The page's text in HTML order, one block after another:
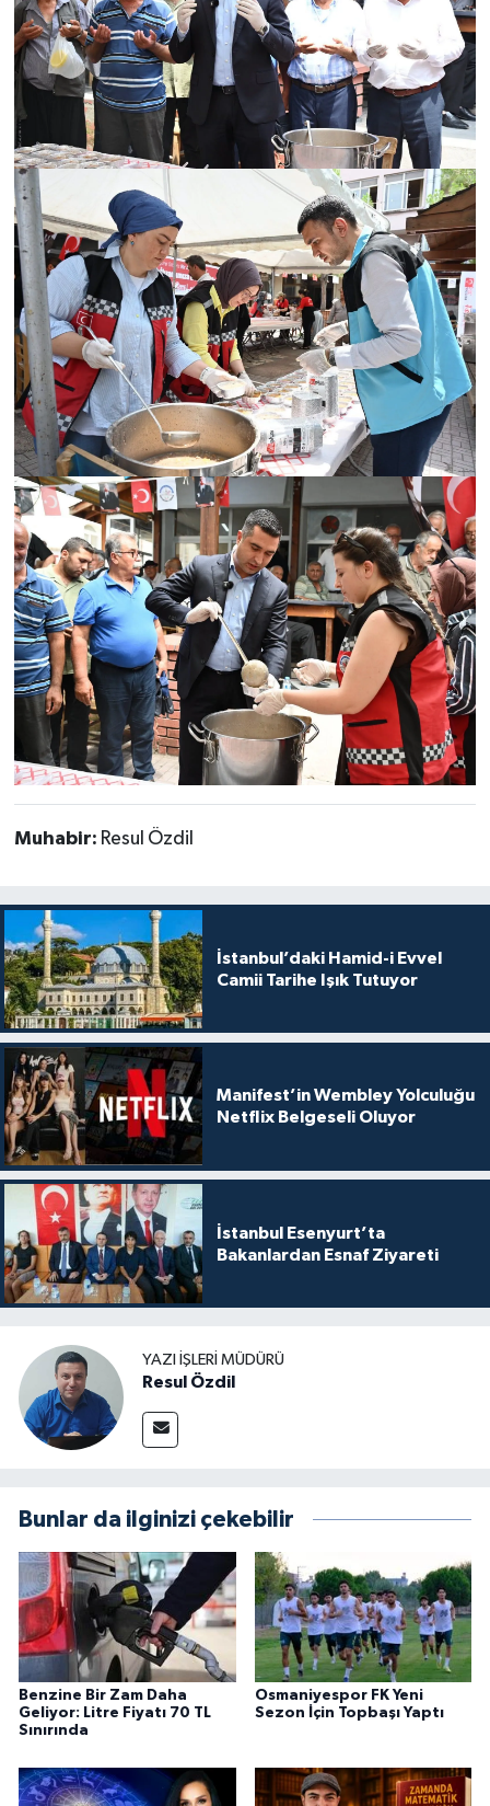
Muhabir: Resul Özdil
İstanbul’daki Hamid-i Evvel
Camii Tarihe Işık Tutuyor
Manifest’in Wembley Yolculuğu
Netflix Belgeseli Oluyor
İstanbul Esenyurt’ta
Bakanlardan Esnaf Ziyareti
YAZI İŞLERI MÜDÜRÜ
Resul Özdil
Bunlar da ilginizi çekebilir
Benzine Bir Zam Daha
Geliyor: Litre Fiyatı 70 TL
Sınırında
Osmaniyespor FK Yeni
Sezon İçin Topbaşı Yaptı